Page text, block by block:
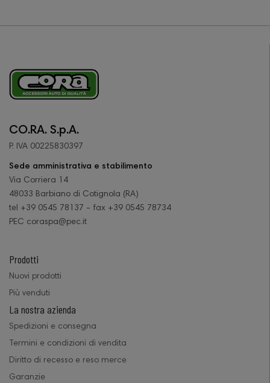
CO.RA. S.p.A.
P. IVA 00225830397
Sede amministrativa e stabilimento
Via Corriera 14
48033 Barbiano di Cotignola (RA)
tel +39 0545 78137 - fax +39 0545 78734
PEC coraspa@pec.it
Prodotti
Nuovi prodotti
Più venduti
La nostra azienda
Spedizioni e consegna
Termini e condizioni di vendita
Diritto di recesso e reso merce
Garanzie